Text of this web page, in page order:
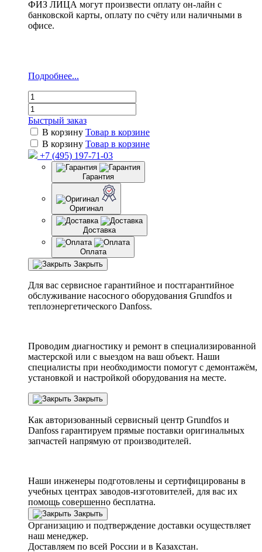
ФИЗ ЛИЦА могут произвести оплату он-лайн с
банковской карты, оплату по счёту или наличными в
офисе.
Подробнее...
Быстрый заказ
В корзину Товар в корзине
В корзину Товар в корзине
+7 (495) 197-71-03
Гарантия
Оригинал
Доставка
Оплата
Закрыть
Для вас сервисное гарантийное и постгарантийное
обслуживание насосного оборудования Grundfos и
теплоэнергетического Danfoss.
Проводим диагностику и ремонт в специализированной
мастерской или с выездом на ваш объект. Наши
специалисты при необходимости помогут с демонтажём,
установкой и настройкой оборудования на месте.
Закрыть
Как авторизованный сервисный центр Grundfos и
Danfoss гарантируем прямые поставки оригинальных
запчастей напрямую от производителей.
Наши инженеры подготовлены и сертифицированы в
учебных центрах заводов-изготовителей, для вас их
помощь совершенно бесплатна.
Закрыть
Организацию и подтверждение доставки осуществляет
наш менеджер.
Доставляем по всей России и в Казахстан.